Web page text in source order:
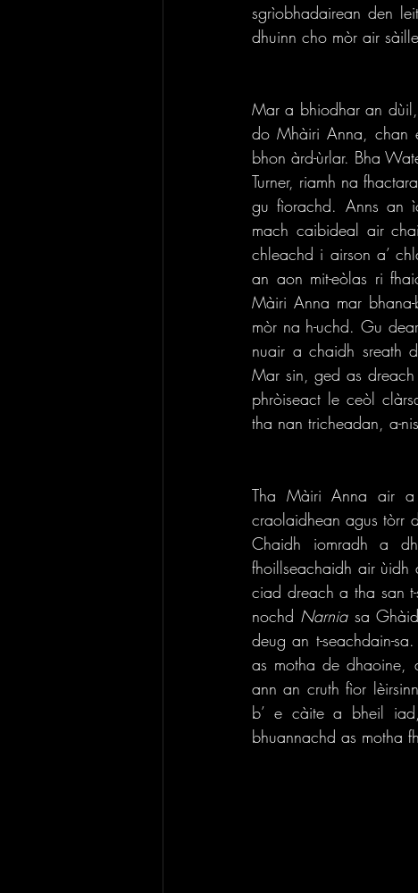
sgrìobhadairean den
dhuinn cho mòr air
Mar a bhiodhar an
do Mhàiri Anna, chan
bhon àrd-ùrlar. Bha
Turner, riamh na
gu fìorachd. Anns an
mach caibideal air
chleachd i airson a’
an aon mit-eòlas ri
Màiri Anna mar
mòr na h-uchd. Gu
nuair a chaidh sreath
Mar sin, ged as
phròiseact le ceòl
tha nan tricheadan, a-
Tha Màiri Anna air
craolaidhean agus tòrr
Chaidh iomradh a
fhoillseachaidh air
ciad dreach a tha san
nochd Narnia sa
deug an t-seachdain-
as motha de dhaoine,
ann an cruth fìor
b’ e càite a bheil
bhuannachd as motha